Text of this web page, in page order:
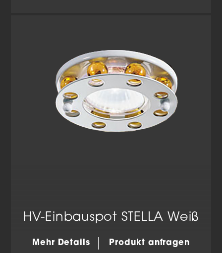
HV-Einbauspot STELLA Weiß
Mehr Details Produkt anfragen